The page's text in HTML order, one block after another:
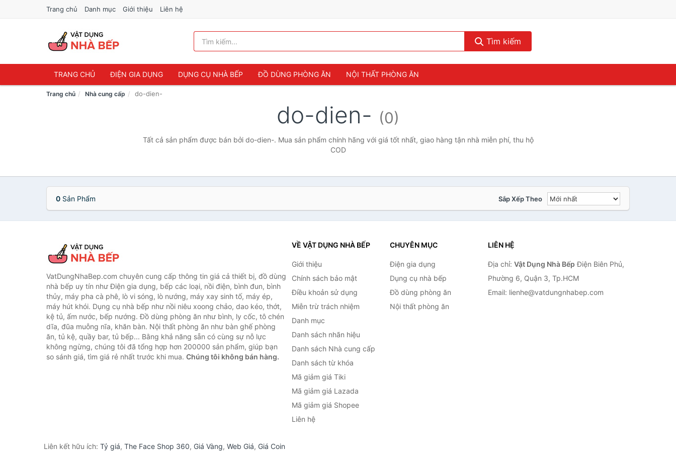
Trang chủ Danh mục Giới thiệu Liên hệ
Tìm kiếm
TRANG CHỦ ĐIỆN GIA DỤNG DỤNG CỤ NHÀ BẾP ĐỒ DÙNG PHÒNG ĂN NỘI THẤT PHÒNG ĂN
Trang chủ Nhà cung cấp do-dien-
do-dien- (0)
Tất cả sản phẩm được bán bởi do-dien-. Mua sản phẩm chính hãng với giá tốt nhất, giao hàng tận nhà miễn phí, thu hộ
COD
0 Sản Phẩm Sắp Xếp Theo
VatDungNhaBep.com chuyên cung cấp thông tin giá cả thiết bị, đồ dùng
nhà bếp uy tín như Điện gia dụng, bếp các loại, nồi điện, bình đun, bình
thủy, máy pha cà phê, lò vi sóng, lò nướng, máy xay sinh tố, máy ép,
máy hút khói. Dụng cụ nhà bếp như nồi niêu xoong chảo, dao kéo, thớt,
kệ tủ, ấm nước, bếp nướng. Đồ dùng phòng ăn như bình, ly cốc, tô chén
dĩa, đũa muỗng nĩa, khăn bàn. Nội thất phòng ăn như bàn ghế phòng
ăn, tủ kệ, quầy bar, tủ bếp... Bằng khả năng sẵn có cùng sự nỗ lực
không ngừng, chúng tôi đã tổng hợp hơn 200000 sản phẩm, giúp bạn
so sánh giá, tìm giá rẻ nhất trước khi mua. Chúng tôi không bán hàng.
VỀ VẬT DỤNG NHÀ BẾP
Giới thiệu
Chính sách bảo mật
Điều khoản sử dụng
Miễn trừ trách nhiệm
Danh mục
Danh sách nhãn hiệu
Danh sách Nhà cung cấp
Danh sách từ khóa
Mã giảm giá Tiki
Mã giảm giá Lazada
Mã giảm giá Shopee
Liên hệ
CHUYÊN MỤC
Điện gia dụng
Dụng cụ nhà bếp
Đồ dùng phòng ăn
Nội thất phòng ăn
LIÊN HỆ
Địa chỉ: Vật Dụng Nhà Bếp Điện Biên Phủ,
Phường 6, Quận 3, Tp.HCM
Email: lienhe@vatdungnhabep.com
Liên kết hữu ích: Tỷ giá, The Face Shop 360, Giá Vàng, Web Giá, Giá Coin